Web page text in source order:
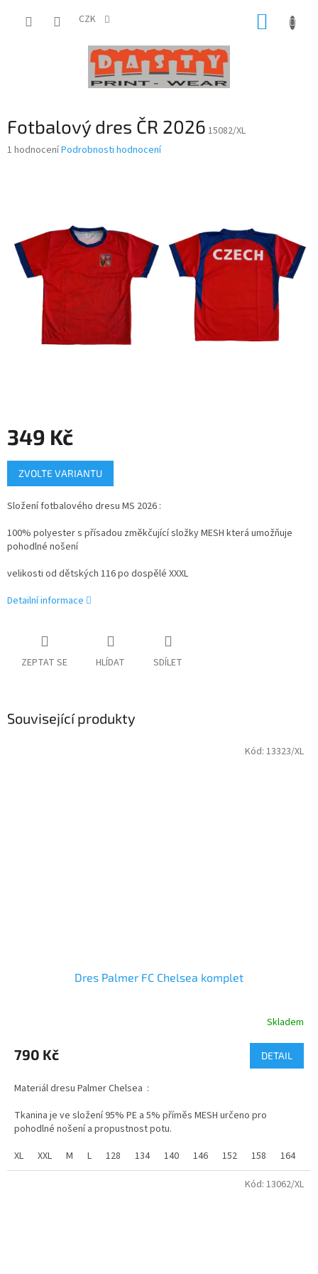
CZK
Fotbalový dres ČR 2026 15082/XL
Průměrné
hvězdiček.
1 hodnoceníPodrobnosti hodnocení
349 Kč
Měrná
cena:
ZVOLTE VARIANTU
Složení fotbalového dresu MS 2026 :
100% polyester s přísadou změkčující složky MESH která umožňuje
pohodlné nošení
velikosti od dětských 116 po dospělé XXXL
Detailní informace
ZEPTAT SE HLÍDAT SDÍLET
Související produkty
Dres Palmer FC Chelsea komplet
produktu
je
z
hvězdiček.
Skladem
790 Kč DETAIL
Materiál dresu Palmer Chelsea :
Tkanina je ve složení 95% PE a 5% příměs MESH určeno pro
pohodlné nošení a propustnost potu.
Vyroben z vysoce kvalitního, prodyšného materiálu, je dres Palmer
Chelsea ideální pro zápasy i každodenní nošení.
XL XXL M L 128 134 140 146 152 158 164
Kód: 13323/XL
Kód: 13062/XL